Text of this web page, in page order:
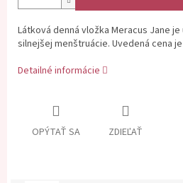
Látková denná vložka Meracus Jane
silnejšej menštruácie. Uvedená cena je
Detailné informácie
OPÝTAŤ SA ZDIEĽAŤ